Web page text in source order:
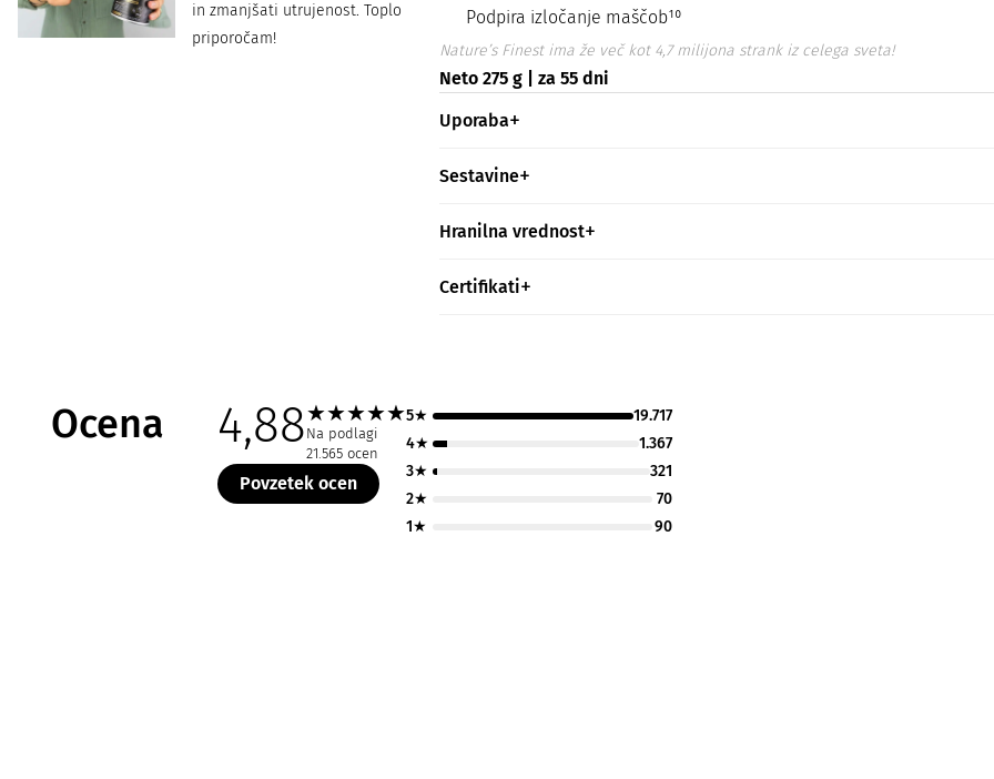
in zmanjšati utrujenost. Toplo
priporočam!
Podpira izločanje maščob¹⁰
Nature’s Finest ima že več kot 4,7 milijona strank iz celega sveta!
Neto 275 g | za 55 dni
Uporaba
Sestavine
Hranilna vrednost
Certifikati
Ocena 4,88★★★★★
Na podlagi
21.565 ocen
Povzetek ocen
5★
19.717
4★
1.367
3★
321
2★
70
1★
90